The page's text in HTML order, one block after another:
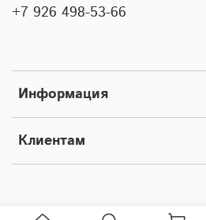
Информация
Клиентам
+7 926 498-53-66